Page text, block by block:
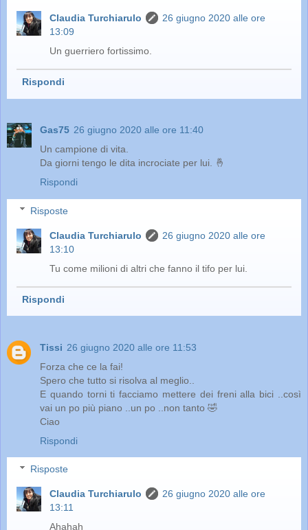
Claudia Turchiarulo
26 giugno 2020 alle ore
13:09
Un guerriero fortissimo.
Rispondi
Gas75 26 giugno 2020 alle ore 11:40
Un campione di vita.
Da giorni tengo le dita incrociate per lui. 🤞
Rispondi
Risposte
Claudia Turchiarulo
26 giugno 2020 alle ore
13:10
Tu come milioni di altri che fanno il tifo per lui.
Rispondi
Tissi 26 giugno 2020 alle ore 11:53
Forza che ce la fai!
Spero che tutto si risolva al meglio..
E quando torni ti facciamo mettere dei freni alla bici ..così
vai un po più piano ..un po ..non tanto 🤣
Ciao
Rispondi
Risposte
Claudia Turchiarulo
26 giugno 2020 alle ore
13:11
Ahahah